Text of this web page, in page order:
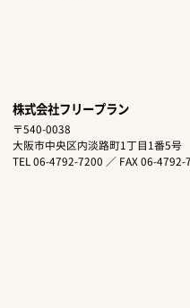
株式会社フリープラン
〒540-0038
大阪市中央区内淡路町1丁目1番5号
TEL 06-4792-7200 ／ FAX 06-4792-